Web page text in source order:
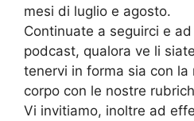
mesi di luglio e agosto.
Continuate a seguirci e
podcast, qualora ve li
tenervi in forma sia con la
corpo con le nostre
Vi invitiamo, inoltre ad